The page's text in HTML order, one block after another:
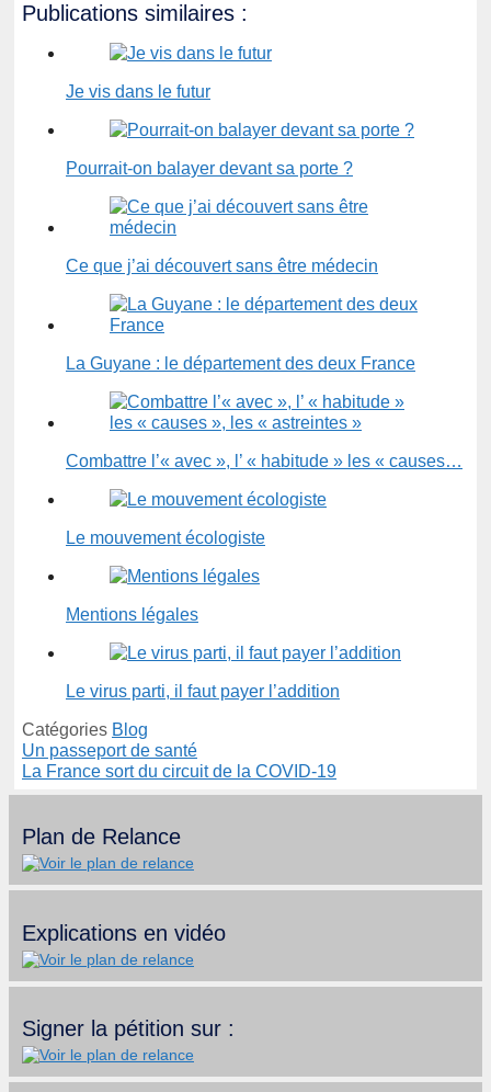
Publications similaires :
Je vis dans le futur
Pourrait-on balayer devant sa porte ?
Ce que j’ai découvert sans être médecin
La Guyane : le département des deux France
Combattre l’« avec », l’ « habitude » les « causes…
Le mouvement écologiste
Mentions légales
Le virus parti, il faut payer l’addition
Catégories Blog
Un passeport de santé
La France sort du circuit de la COVID-19
Plan de Relance
Explications en vidéo
Signer la pétition sur :